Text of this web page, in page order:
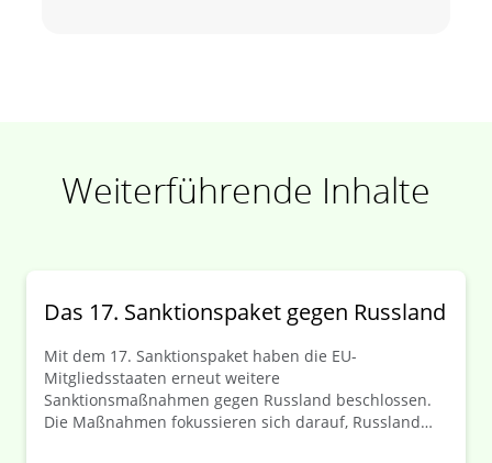
Weiterführende Inhalte
Das 17. Sanktionspaket gegen Russland
Mit dem 17. Sanktionspaket haben die EU-
Mitgliedsstaaten erneut weitere
Sanktionsmaßnahmen gegen Russland beschlossen.
Die Maßnahmen fokussieren sich darauf, Russland